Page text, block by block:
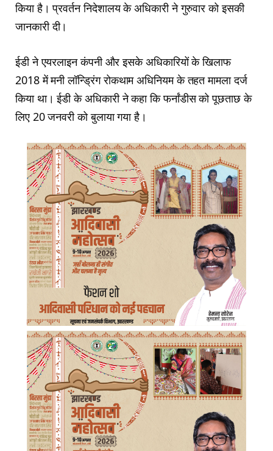
किया है। प्रवर्तन निदेशालय के अधिकारी ने गुरुवार को इसकी
जानकारी दी।
ईडी ने एयरलाइन कंपनी और इसके अधिकारियों के खिलाफ
2018 में मनी लॉन्ड्रिंग रोकथाम अधिनियम के तहत मामला दर्ज
किया था। ईडी के अधिकारी ने कहा कि फर्नांडीस को पूछताछ के
लिए 20 जनवरी को बुलाया गया है।